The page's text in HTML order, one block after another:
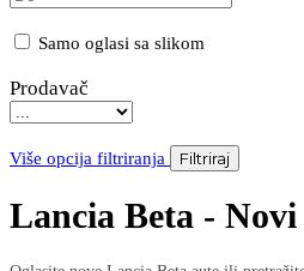
Samo oglasi sa slikom
Prodavač
Više opcija filtriranja Filtriraj
Lancia Beta -